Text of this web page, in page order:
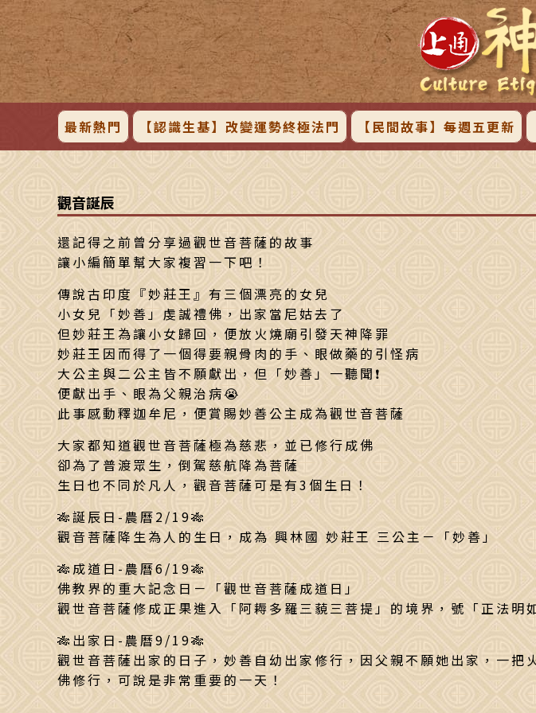
最新熱門 【認識生基】改變運勢終極法門 【民間故事】每週五更新
觀音誕辰
還記得之前曾分享過觀世音菩薩的故事
讓小編簡單幫大家複習一下吧！
傳說古印度『妙莊王』有三個漂亮的女兒
小女兒「妙善」虔誠禮佛，出家當尼姑去了
但妙莊王為讓小女歸回，便放火燒廟引發天神降罪
妙莊王因而得了一個得要親骨肉的手、眼做藥的引怪病
大公主與二公主皆不願獻出，但「妙善」一聽聞❗
便獻出手、眼為父親治病😭
此事感動釋迦牟尼，便賞賜妙善公主成為觀世音菩薩
大家都知道觀世音菩薩極為慈悲，並已修行成佛
卻為了普渡眾生，倒駕慈航降為菩薩
生日也不同於凡人，觀音菩薩可是有3個生日！
🎋誕辰日-農曆2/19🎋
觀音菩薩降生為人的生日，成為 興林國 妙莊王 三公主－「妙善」
🎋成道日-農曆6/19🎋
佛教界的重大記念日－「觀世音菩薩成道日」
觀世音菩薩修成正果進入「阿耨多羅三藐三菩提」的境界，號「正法明
🎋出家日-農曆9/19🎋
觀世音菩薩出家的日子，妙善自幼出家修行，因父親不願她出家，一
佛修行，可說是非常重要的一天！